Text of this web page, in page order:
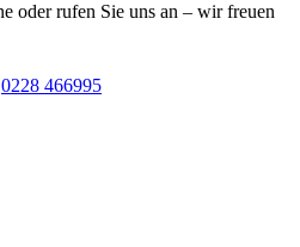
oder rufen Sie uns an – wir freuen
0228 466995